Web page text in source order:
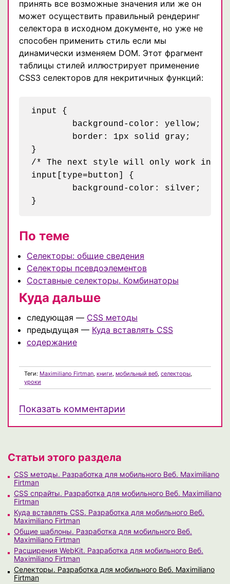
принять все возможные значения или же он
может осуществить правильный рендеринг
селектора в исходном документе, но уже не
способен применить стиль если мы
динамически изменяем DOM. Этот фрагмент
таблицы стилей иллюстрирует применение
CSS3 селекторов для некритичных функций:
input {
}
/* The next style will only work in
input[type=button] {
По теме
Селекторы: общие сведения
Селекторы псевдоэлементов
Составные селекторы. Комбинаторы
Куда дальше
следующая — CSS методы
предыдущая — Куда вставлять CSS
содержание
Теги: Maximiliano Firtman, книги, мобильный веб, селекторы,
уроки
Показать комментарии
Статьи этого раздела
CSS методы. Разработка для мобильного Веб. Maximiliano
Firtman
CSS спрайты. Разработка для мобильного Веб. Maximiliano
Firtman
Куда вставлять CSS. Разработка для мобильного Веб.
Maximiliano Firtman
Общие шаблоны. Разработка для мобильного Веб.
Maximiliano Firtman
Расширения WebKit. Разработка для мобильного Веб.
Maximiliano Firtman
Селекторы. Разработка для мобильного Веб. Maximiliano
Firtman